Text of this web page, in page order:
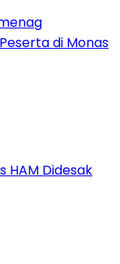
di Monas
HAM Didesak